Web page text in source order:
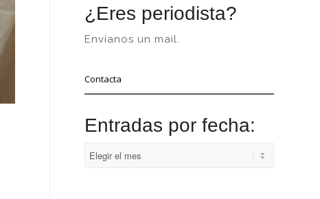
¿Eres periodista?
Envíanos un mail.
Contacta
Entradas por fecha: